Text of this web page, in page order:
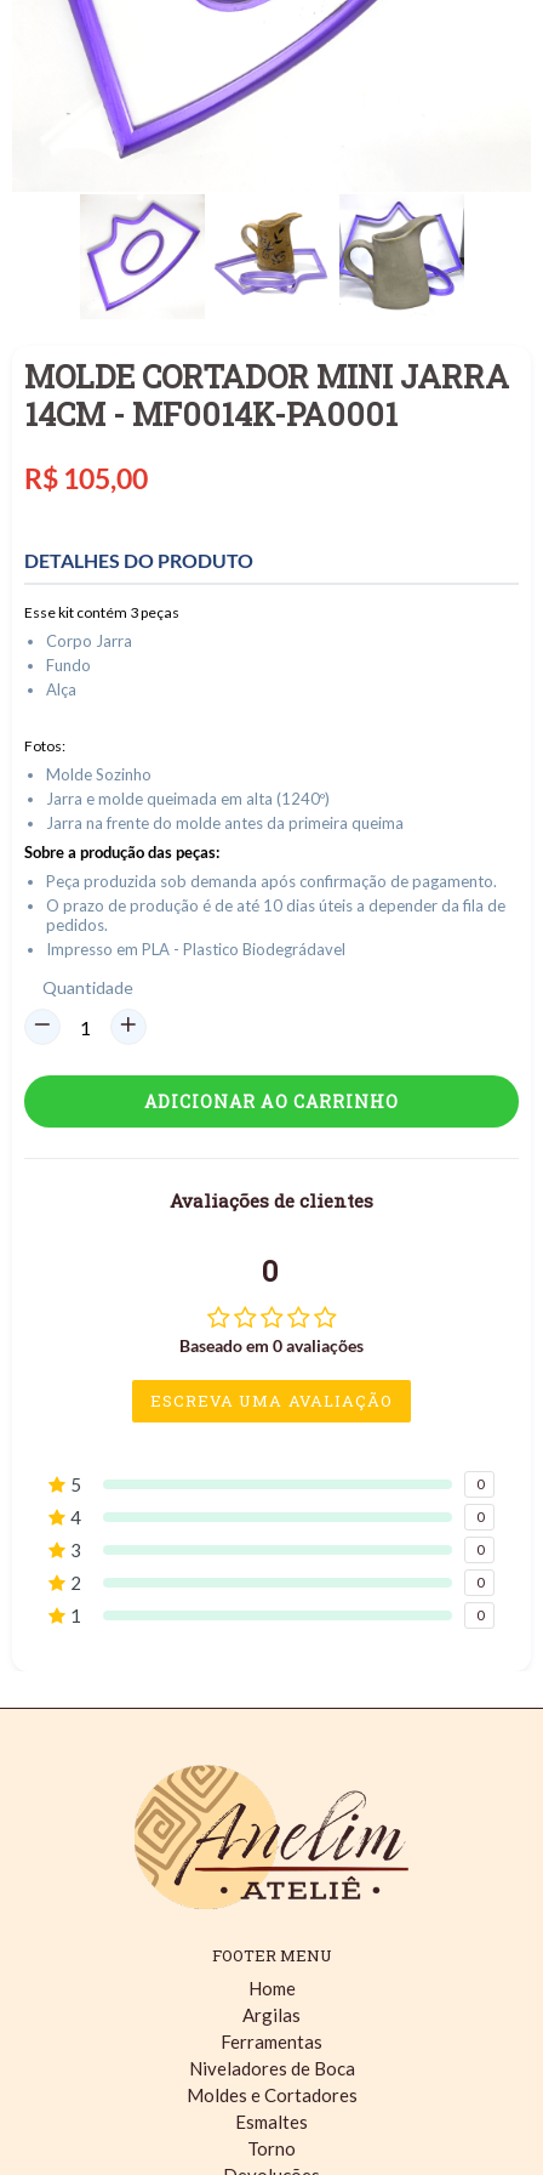
MOLDE CORTADOR MINI JARRA
14CM - MF0014K-PA0001
Preço
R$ 105,00
DETALHES DO PRODUTO
Esse kit contém 3 peças
Corpo Jarra
Fundo
Alça
Fotos:
Molde Sozinho
Jarra e molde queimada em alta (1240º)
Jarra na frente do molde antes da primeira queima
Sobre a produção das peças:
Peça produzida sob demanda após confirmação de pagamento.
O prazo de produção é de até 10 dias úteis a depender da fila de
pedidos.
Impresso em PLA - Plastico Biodegrádavel
Quantidade
ADICIONAR AO CARRINHO
Avaliações de clientes
0
Baseado em 0 avaliações
ESCREVA UMA AVALIAÇÃO
5 0
4 0
3 0
2 0
1 0
FOOTER MENU
Home
Argilas
Ferramentas
Niveladores de Boca
Moldes e Cortadores
Esmaltes
Torno